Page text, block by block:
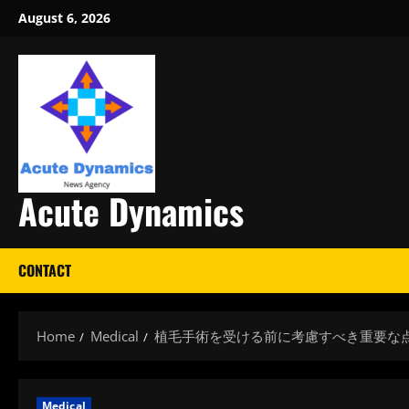
Skip
content
August 6, 2026
Acute Dynamics
CONTACT
Home Medical 植毛手術を受ける前に考慮すべき重要な
Medical